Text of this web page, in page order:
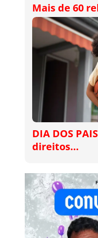
Mais de 60
DIA DOS
direitos…